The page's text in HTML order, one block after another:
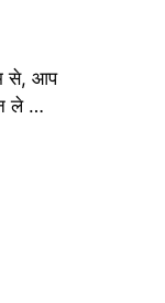
से, आप
ले …